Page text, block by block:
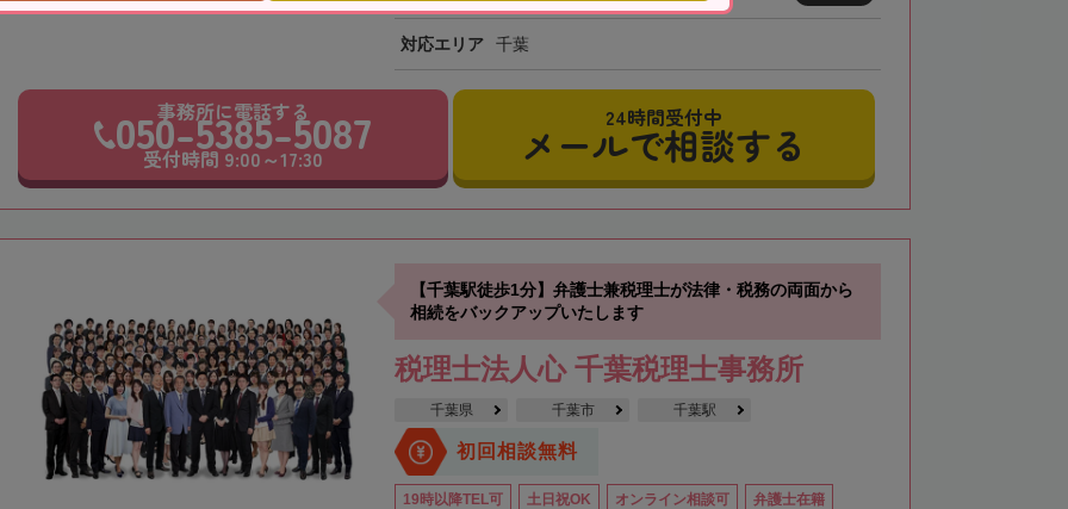
対応エリア 千葉
事務所に電話する
050-5385-5087
受付時間 9:00～17:30
24時間受付中
メールで相談する
【千葉駅徒歩1分】弁護士兼税理士が法律・税務の両面から
相続をバックアップいたします
税理士法人心 千葉税理士事務所
千葉県 千葉市 千葉駅
初回相談無料
19時以降TEL可 土日祝OK オンライン相談可 弁護士在籍